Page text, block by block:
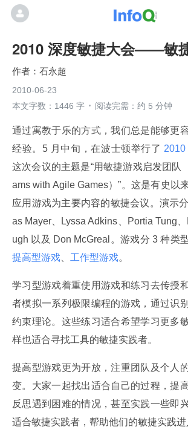
2010 深度敏捷大会——敏
石永超
2010-06-23
本文字数：1446 字
阅读完需：约 5 分钟
通过寓教于乐的方式，我们总是能够更
经验。5 月中旬，在波士顿举行了
这次会议的主题是“用敏捷游戏启发团队
ams with Agile Games）”。这是有史以
应用游戏为主要内容的敏捷会议。演示
as Mayer、Lyssa Adkins、Portia Tung
ugh 以及 Don McGreal。游戏分 3 种类型
提高型游戏
工作型游戏。
学习型游戏着重使用游戏和练习去传授
者模拟一系列极限编程的游戏，通过识
约束理论。这些练习适合希望学习更多
样也适合寻找工具的敏捷实践者。
提高型游戏更为开放，注重团队及个人
变。大家一起找出适合自己的过程，提
反思遇到困难的情况，甚至实践一些即
适合敏捷实践者，帮助他们的敏捷实践进